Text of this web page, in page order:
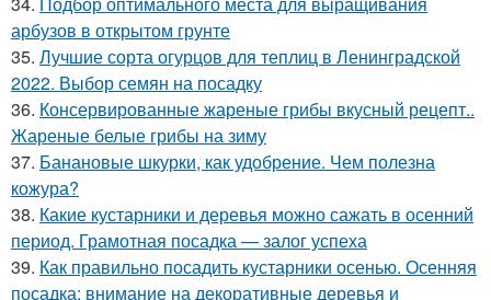
арбузов в открытом грунте
35. Лучшие сорта огурцов для теплиц в Ленинградской
2022. Выбор семян на посадку
36. Консервированные жареные грибы вкусный рецепт..
Жареные белые грибы на зиму
37. Банановые шкурки, как удобрение. Чем полезна
кожура?
38. Какие кустарники и деревья можно сажать в осенний
период. Грамотная посадка — залог успеха
39. Как правильно посадить кустарники осенью. Осенняя
посадка: внимание на декоративные деревья и